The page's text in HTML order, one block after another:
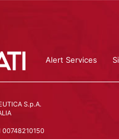
Alert Services
S.p.A.
00748210150